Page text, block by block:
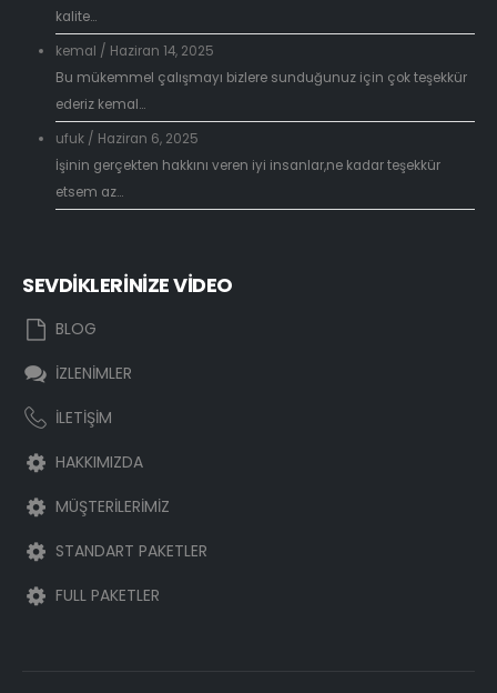
kalite...
kemal / Haziran 14, 2025
Bu mükemmel çalışmayı bizlere sunduğunuz için çok teşekkür
ederiz kemal...
ufuk/ Haziran 6, 2025
İşinin gerçekten hakkını veren iyi insanlar,ne kadar teşekkür
etsem az...
SEVDİKLERİNİZE VİDEO
BLOG
İZLENİMLER
İLETİŞİM
HAKKIMIZDA
MÜŞTERİLERİMİZ
STANDART PAKETLER
FULL PAKETLER